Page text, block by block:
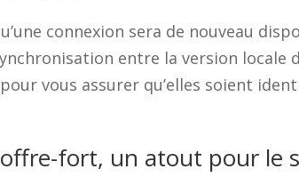
connexion sera de nouveau
entre la version locale
vous assurer qu’elles soient
fort, un atout pour le